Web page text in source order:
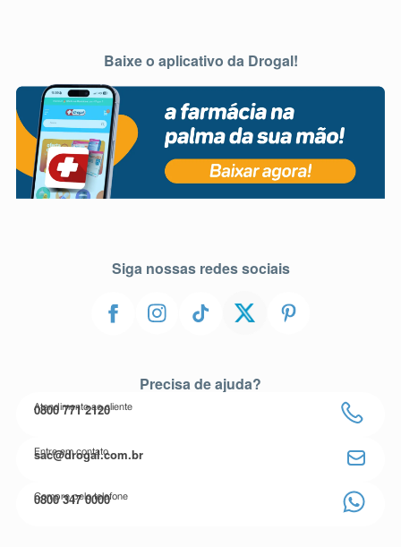
Baixe o aplicativo da Drogal!
Siga nossas redes sociais
Precisa de ajuda?
Atendimento ao cliente
0800 771 2120
Entre em contato
sac@drogal.com.br
Compre pelo telefone
0800 347 0000